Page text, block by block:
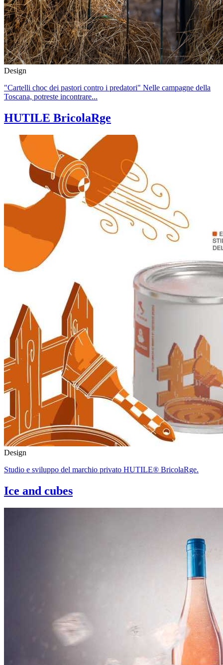
Design
"Cartelli choc dei pastori contro i predatori" Nelle campagne della
Toscana, potreste incontrare...
HUTILE BricolaRge
Design
Studio e sviluppo del marchio privato HUTILE® BricolaRge.
Ice and cubes